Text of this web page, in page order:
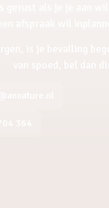
gerust als je je aan wil
afspraak wil
is je bevalling
364